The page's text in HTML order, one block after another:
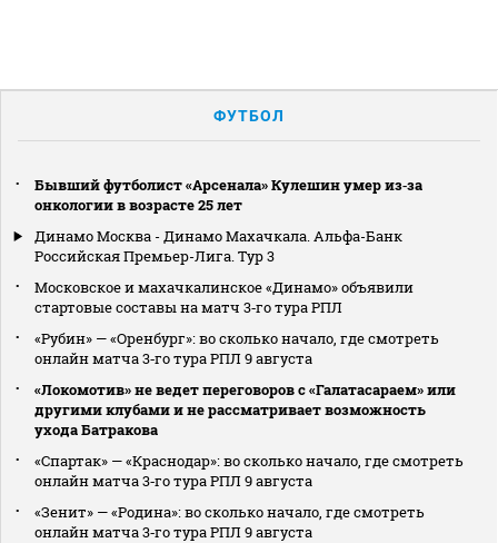
ФУТБОЛ
Бывший футболист «Арсенала» Кулешин умер из‑за
онкологии в возрасте 25 лет
Динамо Москва - Динамо Махачкала. Альфа-Банк
Российская Премьер-Лига. Тур 3
Московское и махачкалинское «Динамо» объявили
стартовые составы на матч 3‑го тура РПЛ
«Рубин» — «Оренбург»: во сколько начало, где смотреть
онлайн матча 3‑го тура РПЛ 9 августа
«Локомотив» не ведет переговоров с «Галатасараем» или
другими клубами и не рассматривает возможность
ухода Батракова
«Спартак» — «Краснодар»: во сколько начало, где смотреть
онлайн матча 3‑го тура РПЛ 9 августа
«Зенит» — «Родина»: во сколько начало, где смотреть
онлайн матча 3‑го тура РПЛ 9 августа